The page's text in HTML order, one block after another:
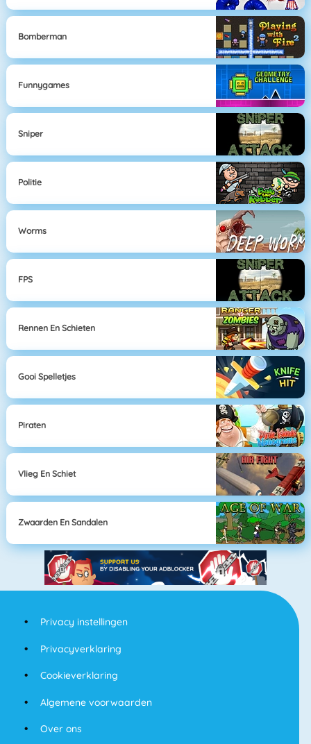
Bomberman
Funnygames
Sniper
Politie
Worms
FPS
Rennen En Schieten
Gooi Spelletjes
Piraten
Vlieg En Schiet
Zwaarden En Sandalen
Privacy instellingen
Privacyverklaring
Cookieverklaring
Algemene voorwaarden
Over ons